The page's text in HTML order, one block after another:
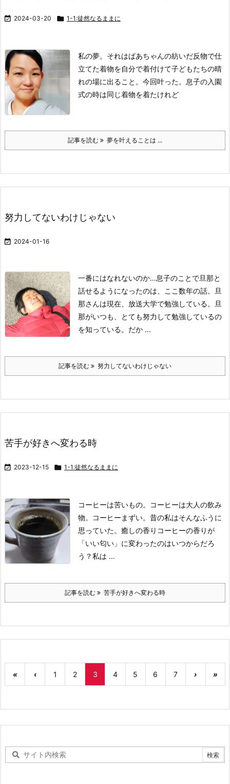
 2024-03-20  1-1:徒然なるままに
私の夢。 それはばあちゃんの紡いだ反物で仕
立てた着物を自分で着付けて子どもたちの晴
れの場に出ること。 今回叶った。 息子の入園
式の時は同じ着物を着たけれど
記事を読む 夢を叶えることは ...
努力してないわけじゃない
 2024-01-16
一番にはなれないのか…息子のことで旦那と
話せるようになったのは、ここ数年の話。
旦
那さんは現在、放送大学で勉強している。
旦
那がいつも、とても努力して勉強しているの
を知っている。 だか ...
記事を読む 努力してないわけじゃない
苦手が好きへ変わる時
 2023-12-15  1-1:徒然なるままに
コーヒーは苦いもの。
コーヒーは大人の飲み
物。
コーヒーまずい。 昔の私はそんなふうに
思っていた。 癒しの香り コーヒーの香りが
「いい匂い」に変わったのはいつからだろ
う？私は ...
記事を読む 苦手が好きへ変わる時
« ‹ 1 2 3 4 5 6 7 › »